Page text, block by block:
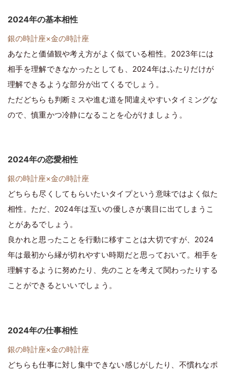
2024年の基本相性
銀の時計座×金の時計座
あなたと価値観や考え方がよく似ている相性。2023年には
相手を理解できなかったとしても、2024年はふたりだけが
理解できるような部分が出てくるでしょう。
ただどちらも判断ミスや進む道を間違えやすいタイミングな
ので、慎重かつ冷静になることを心がけましょう。
2024年の恋愛相性
銀の時計座×金の時計座
どちらも尽くしてもらいたいタイプという意味ではよく似た
相性。ただ、2024年は互いの優しさが裏目に出てしまうこ
とがあるでしょう。
良かれと思ったことを行動に移すことは大切ですが、2024
年は最初から縁が切れやすい時期だと思っておいて。相手を
理解するように努めたり、先のことを考えて関わったりする
ことができるといいでしょう。
2024年の仕事相性
銀の時計座×金の時計座
どちらも仕事に対し集中できない感じがしたり、不慣れなポ